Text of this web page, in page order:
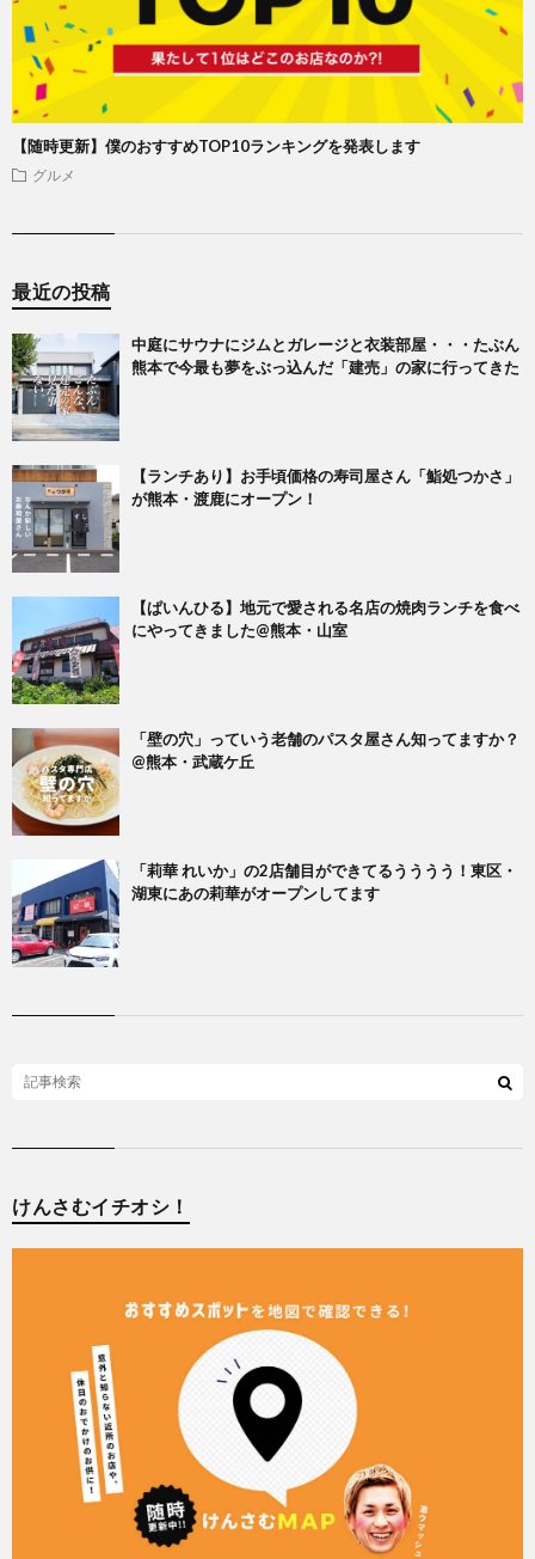
【随時更新】僕のおすすめTOP10ランキングを発表します
グルメ
最近の投稿
中庭にサウナにジムとガレージと衣装部屋・・・たぶん
熊本で今最も夢をぶっ込んだ「建売」の家に行ってきた
【ランチあり】お手頃価格の寿司屋さん「鮨処つかさ」
が熊本・渡鹿にオープン！
【ぱいんひる】地元で愛される名店の焼肉ランチを食べ
にやってきました@熊本・山室
「壁の穴」っていう老舗のパスタ屋さん知ってますか？
@熊本・武蔵ケ丘
「莉華 れいか」の2店舗目ができてるうううう！東区・
湖東にあの莉華がオープンしてます
けんさむイチオシ！